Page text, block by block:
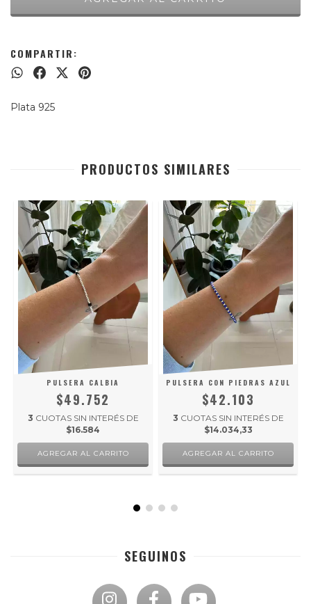
COMPARTIR:
Plata 925
PRODUCTOS SIMILARES
PULSERA CALBIA
$49.752
3 CUOTAS SIN INTERÉS DE
$16.584
PULSERA CON PIEDRAS AZUL
$42.103
3 CUOTAS SIN INTERÉS DE
$14.034,33
SEGUINOS